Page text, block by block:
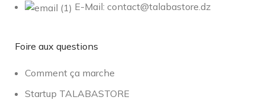
E-Mail: contact@talabastore.dz
Foire aux questions
Comment ça marche
Startup TALABASTORE